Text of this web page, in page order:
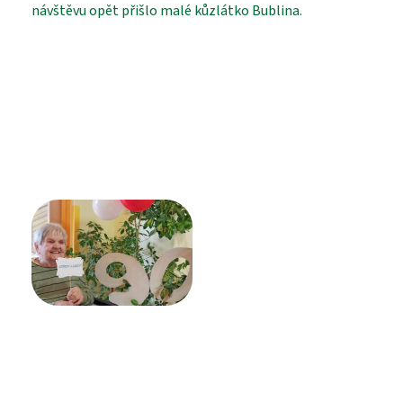
návštěvu opět přišlo malé kůzlátko Bublina.